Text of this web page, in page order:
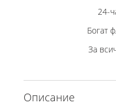
24-
Богат
За
Описание